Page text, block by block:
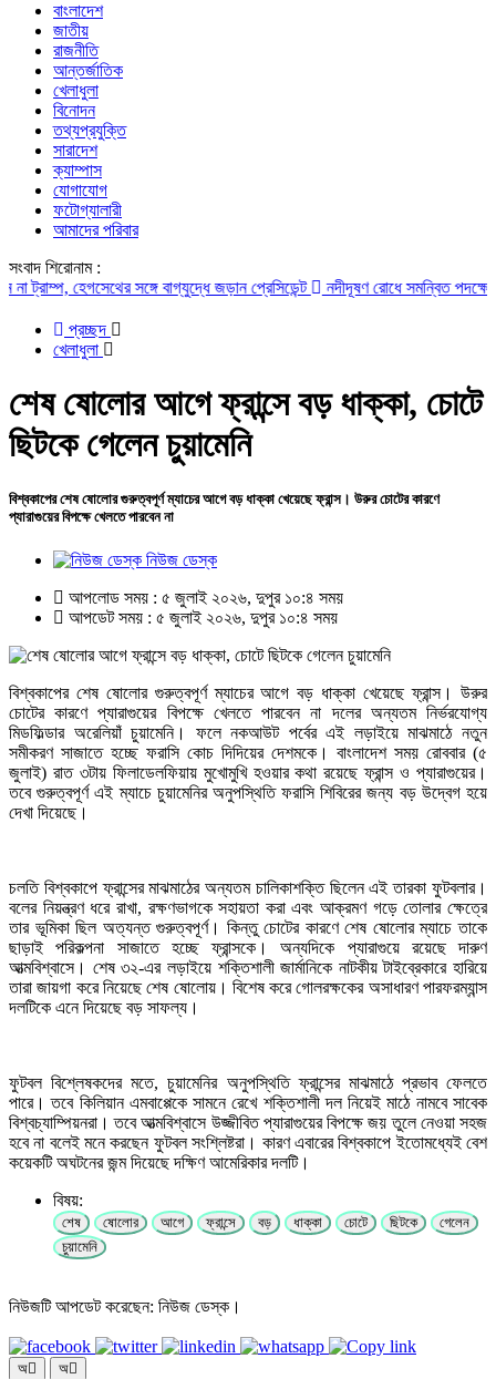
বাংলাদেশ
জাতীয়
রাজনীতি
আন্তর্জাতিক
খেলাধুলা
বিনোদন
তথ্যপ্রযুক্তি
সারাদেশ
ক্যাম্পাস
যোগাযোগ
ফটোগ্যালারী
আমাদের পরিবার
সংবাদ শিরোনাম :
হেগসেথের সঙ্গে বাগ্‌যুদ্ধে জড়ান প্রেসিডেন্ট নদীদূষণ রোধে সমন্বিত পদক্ষেপ
প্রচ্ছদ
খেলাধুলা
শেষ ষোলোর আগে ফ্রান্সে বড় ধাক্কা, চোটে
ছিটকে গেলেন চুয়ামেনি
বিশ্বকাপের শেষ ষোলোর গুরুত্বপূর্ণ ম্যাচের আগে বড় ধাক্কা খেয়েছে ফ্রান্স। উরুর চোটের কারণে
প্যারাগুয়ের বিপক্ষে খেলতে পারবেন না
নিউজ ডেস্ক
আপলোড সময় : ৫ জুলাই ২০২৬, দুপুর ১০:৪ সময়
আপডেট সময় : ৫ জুলাই ২০২৬, দুপুর ১০:৪ সময়
বিশ্বকাপের শেষ ষোলোর গুরুত্বপূর্ণ ম্যাচের আগে বড় ধাক্কা খেয়েছে ফ্রান্স। উরুর
চোটের কারণে প্যারাগুয়ের বিপক্ষে খেলতে পারবেন না দলের অন্যতম নির্ভরযোগ্য
মিডফিল্ডার অরেলিয়াঁ চুয়ামেনি। ফলে নকআউট পর্বের এই লড়াইয়ে মাঝমাঠে নতুন
সমীকরণ সাজাতে হচ্ছে ফরাসি কোচ দিদিয়ের দেশমকে। বাংলাদেশ সময় রোববার (৫
জুলাই) রাত ৩টায় ফিলাডেলফিয়ায় মুখোমুখি হওয়ার কথা রয়েছে ফ্রান্স ও প্যারাগুয়ের।
তবে গুরুত্বপূর্ণ এই ম্যাচে চুয়ামেনির অনুপস্থিতি ফরাসি শিবিরের জন্য বড় উদ্বেগ হয়ে
দেখা দিয়েছে।
চলতি বিশ্বকাপে ফ্রান্সের মাঝমাঠের অন্যতম চালিকাশক্তি ছিলেন এই তারকা ফুটবলার।
বলের নিয়ন্ত্রণ ধরে রাখা, রক্ষণভাগকে সহায়তা করা এবং আক্রমণ গড়ে তোলার ক্ষেত্রে
তার ভূমিকা ছিল অত্যন্ত গুরুত্বপূর্ণ। কিন্তু চোটের কারণে শেষ ষোলোর ম্যাচে তাকে
ছাড়াই পরিকল্পনা সাজাতে হচ্ছে ফ্রান্সকে। অন্যদিকে প্যারাগুয়ে রয়েছে দারুণ
আত্মবিশ্বাসে। শেষ ৩২-এর লড়াইয়ে শক্তিশালী জার্মানিকে নাটকীয় টাইব্রেকারে হারিয়ে
তারা জায়গা করে নিয়েছে শেষ ষোলোয়। বিশেষ করে গোলরক্ষকের অসাধারণ পারফরম্যান্স
দলটিকে এনে দিয়েছে বড় সাফল্য।
ফুটবল বিশ্লেষকদের মতে, চুয়ামেনির অনুপস্থিতি ফ্রান্সের মাঝমাঠে প্রভাব ফেলতে
পারে। তবে কিলিয়ান এমবাপ্পেকে সামনে রেখে শক্তিশালী দল নিয়েই মাঠে নামবে সাবেক
বিশ্বচ্যাম্পিয়নরা। তবে আত্মবিশ্বাসে উজ্জীবিত প্যারাগুয়ের বিপক্ষে জয় তুলে নেওয়া সহজ
হবে না বলেই মনে করছেন ফুটবল সংশ্লিষ্টরা। কারণ এবারের বিশ্বকাপে ইতোমধ্যেই বেশ
কয়েকটি অঘটনের জন্ম দিয়েছে দক্ষিণ আমেরিকার দলটি।
বিষয়:
শেষ ষোলোর আগে ফ্রান্সে বড় ধাক্কা চোটে ছিটকে
গেলেন
চুয়ামেনি
নিউজটি আপডেট করেছেন: নিউজ ডেস্ক।
অ অ